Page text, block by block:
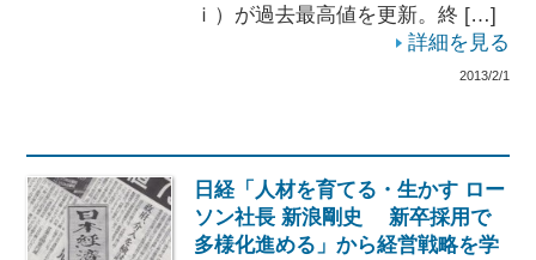
ｉ）が過去最高値を更新。終 […]
詳細を見る
2013/2/1
日経「人材を育てる・生かす ロー
ソン社長 新浪剛史 新卒採用で
多様化進める」から経営戦略を学